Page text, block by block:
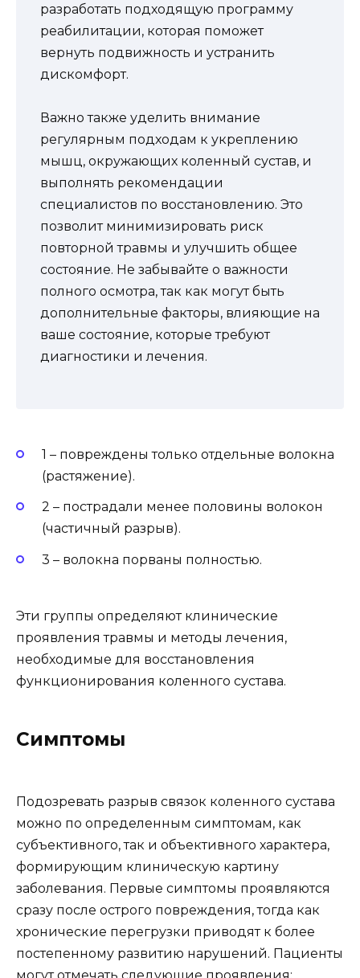
разработать подходящую программу
реабилитации, которая поможет
вернуть подвижность и устранить
дискомфорт.
Важно также уделить внимание
регулярным подходам к укреплению
мышц, окружающих коленный сустав, и
выполнять рекомендации
специалистов по восстановлению. Это
позволит минимизировать риск
повторной травмы и улучшить общее
состояние. Не забывайте о важности
полного осмотра, так как могут быть
дополнительные факторы, влияющие на
ваше состояние, которые требуют
диагностики и лечения.
1 – повреждены только отдельные волокна
(растяжение).
2 – пострадали менее половины волокон
(частичный разрыв).
3 – волокна порваны полностью.
Эти группы определяют клинические
проявления травмы и методы лечения,
необходимые для восстановления
функционирования коленного сустава.
Симптомы
Подозревать разрыв связок коленного сустава
можно по определенным симптомам, как
субъективного, так и объективного характера,
формирующим клиническую картину
заболевания. Первые симптомы проявляются
сразу после острого повреждения, тогда как
хронические перегрузки приводят к более
постепенному развитию нарушений. Пациенты